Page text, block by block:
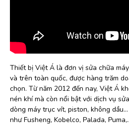
Thiết bị Việt Á là đơn vị sửa chữa
và trên toàn quốc, được hàng trăm
chọn. Từ năm 2012 đến nay, Việt Á
nén khí mà còn nổi bật với dịch vụ
dòng máy trục vít, piston, không
như Fusheng, Kobelco, Palada,